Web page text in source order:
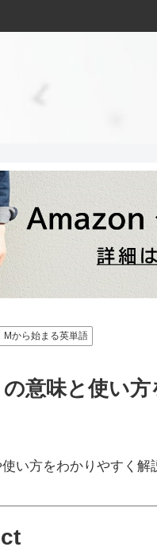
Mから始まる英単語
意味と使い
使い方をわかりやすく解